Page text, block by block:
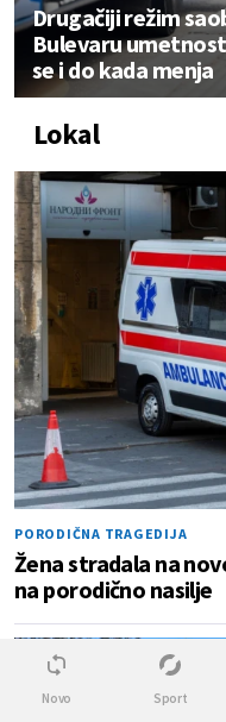
Drugačiji režim
Bulevaru
se i do kada menja
Lokal
PORODIČNA TRAGEDIJA
Žena stradala na
na porodično nasilje
Novo Sport